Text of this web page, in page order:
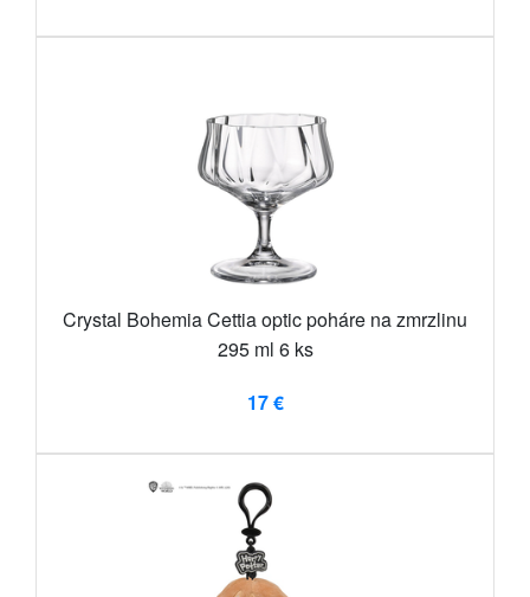
Crystal Bohemia Cettia optic poháre na zmrzlinu
295 ml 6 ks
17 €